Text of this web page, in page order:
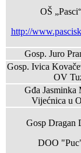
OŠ
http://
Gosp. Juro
Gosp. Ivica
OV
Gđa Jasminka
Vijećnica u
Gosp Dragan
DOO